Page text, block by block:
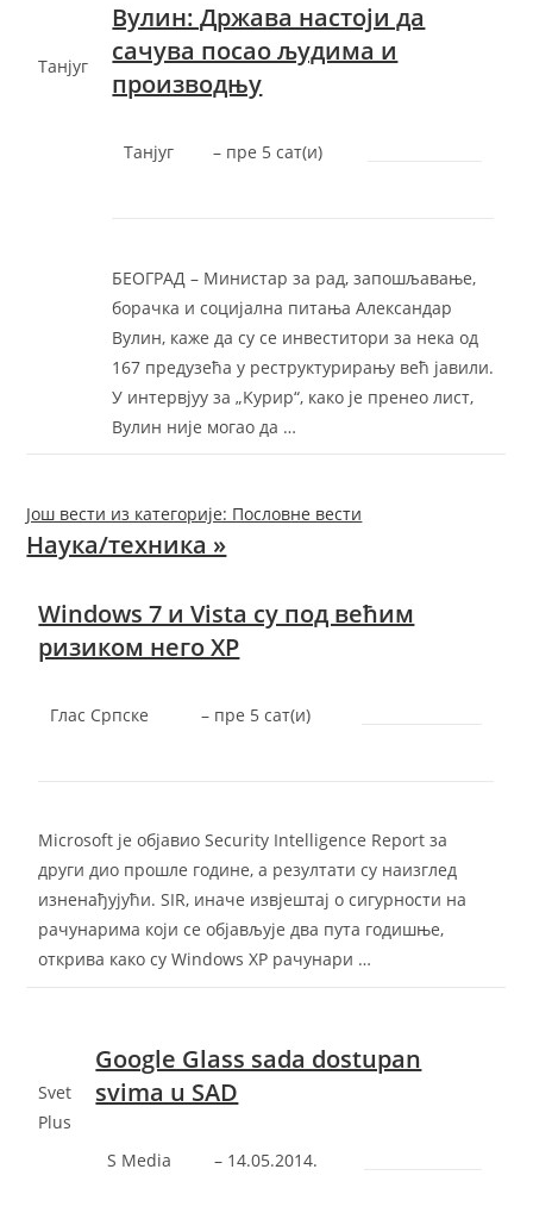
Танјуг
Вулин: Држава настоjи да
сачува посао људима и
производњу
Танјуг – ‎пре 5 сат(и)‎
БEOГРAД – Mинистар за рад, запошљавање,
борачка и социjална питања Aлександар
Вулин, каже да су се инвеститори за нека од
167 предузећа у реструктурирању већ jавили.
У интервjуу за „Kурир“, како jе пренео лист,
Вулин ниjе могао да …
Још вести из категорије: Пословне вести
Наука/техника »
Windows 7 и Vista су под већим
ризиком него XP
Глас Српске – ‎пре 5 сат(и)‎
Microsoft је објавио Security Intelligence Report за
други дио прошле године, а резултати су наизглед
изненађујући. SIR, иначе извjештај о сигурности на
рачунарима који се објављује два пута годишње,
открива како су Windows XP рачунари …
Svet
Plus
Google Glass sada dostupan
svima u SAD
S Media – ‎14.05.2014.‎